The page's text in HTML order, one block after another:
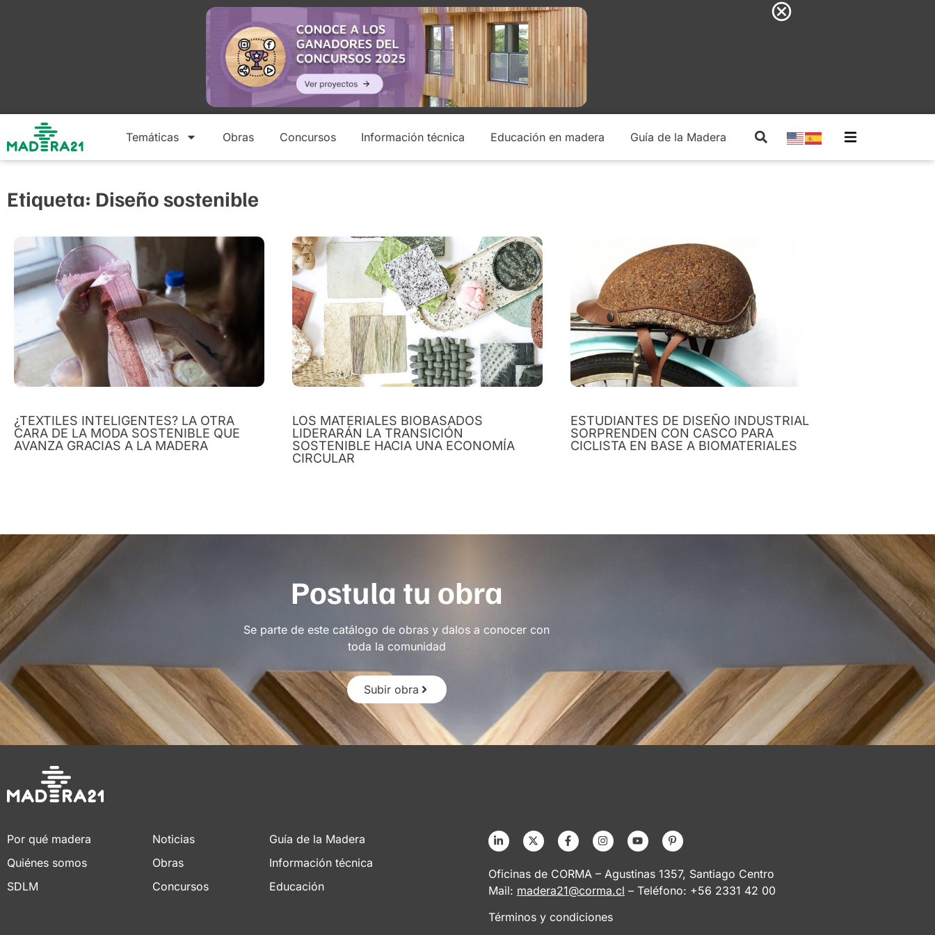
Temáticas Obras Concursos Información técnica Educación en madera Guía de la Madera
Etiqueta: Diseño sostenible
¿TEXTILES INTELIGENTES? LA OTRA
CARA DE LA MODA SOSTENIBLE QUE
AVANZA GRACIAS A LA MADERA
LOS MATERIALES BIOBASADOS
LIDERARÁN LA TRANSICIÓN
SOSTENIBLE HACIA UNA ECONOMÍA
CIRCULAR
ESTUDIANTES DE DISEÑO INDUSTRIAL
SORPRENDEN CON CASCO PARA
CICLISTA EN BASE A BIOMATERIALES
Postula tu obra
Se parte de este catálogo de obras y dalos a conocer con
toda la comunidad
Subir obra
Por qué madera
Quiénes somos
SDLM
Noticias
Obras
Concursos
Guía de la Madera
Información técnica
Educación
Oficinas de CORMA – Agustinas 1357, Santiago Centro
Mail: madera21@corma.cl – Teléfono: +56 2331 42 00
Términos y condiciones